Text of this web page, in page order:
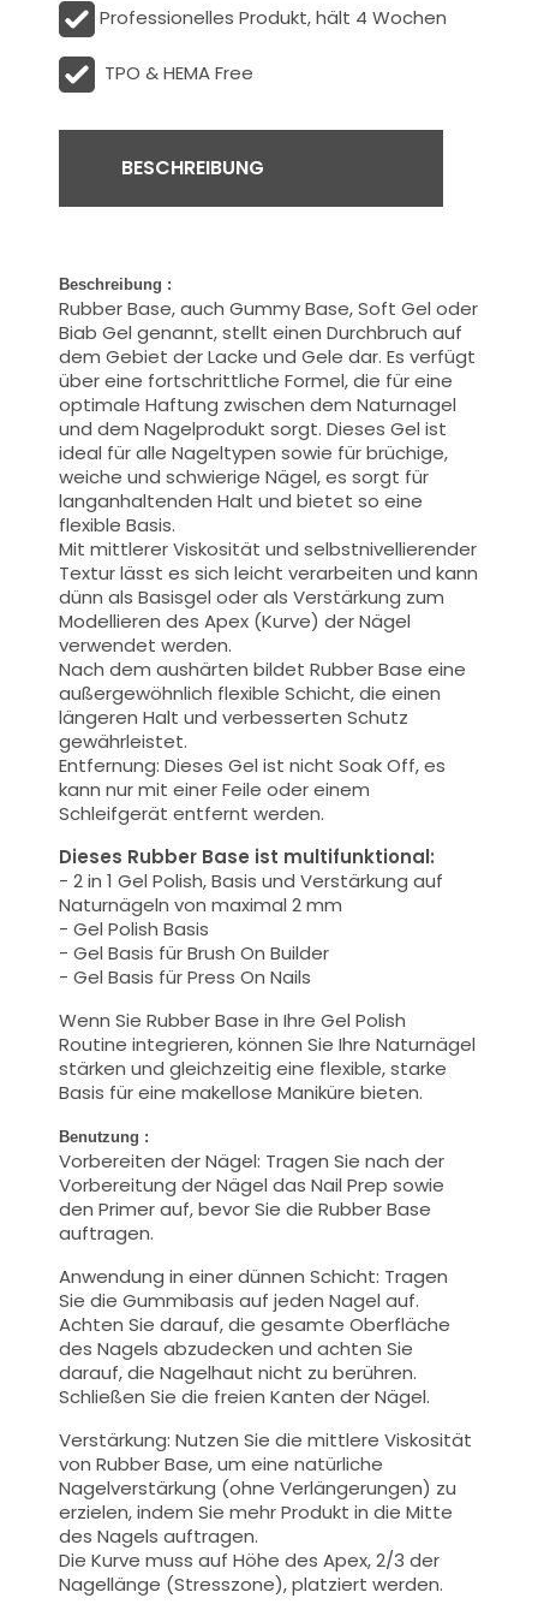
Professionelles Produkt, hält 4 Wochen
TPO & HEMA Free
BESCHREIBUNG
Beschreibung :
Rubber Base, auch Gummy Base, Soft Gel oder
Biab Gel genannt, stellt einen Durchbruch auf
dem Gebiet der Lacke und Gele dar. Es verfügt
über eine fortschrittliche Formel, die für eine
optimale Haftung zwischen dem Naturnagel
und dem Nagelprodukt sorgt. Dieses Gel ist
ideal für alle Nageltypen sowie für brüchige,
weiche und schwierige Nägel, es sorgt für
langanhaltenden Halt und bietet so eine
flexible Basis.
Mit mittlerer Viskosität und selbstnivellierender
Textur lässt es sich leicht verarbeiten und kann
dünn als Basisgel oder als Verstärkung zum
Modellieren des Apex (Kurve) der Nägel
verwendet werden.
Nach dem aushärten bildet Rubber Base eine
außergewöhnlich flexible Schicht, die einen
längeren Halt und verbesserten Schutz
gewährleistet.
Entfernung: Dieses Gel ist nicht Soak Off, es
kann nur mit einer Feile oder einem
Schleifgerät entfernt werden.
Dieses Rubber Base ist multifunktional:
- 2 in 1 Gel Polish, Basis und Verstärkung auf
Naturnägeln von maximal 2 mm
- Gel Polish Basis
- Gel Basis für Brush On Builder
- Gel Basis für Press On Nails
Wenn Sie Rubber Base in Ihre Gel Polish
Routine integrieren, können Sie Ihre Naturnägel
stärken und gleichzeitig eine flexible, starke
Basis für eine makellose Maniküre bieten.
Benutzung :
Vorbereiten der Nägel: Tragen Sie nach der
Vorbereitung der Nägel das Nail Prep sowie
den Primer auf, bevor Sie die Rubber Base
auftragen.
Anwendung in einer dünnen Schicht: Tragen
Sie die Gummibasis auf jeden Nagel auf.
Achten Sie darauf, die gesamte Oberfläche
des Nagels abzudecken und achten Sie
darauf, die Nagelhaut nicht zu berühren.
Schließen Sie die freien Kanten der Nägel.
Verstärkung: Nutzen Sie die mittlere Viskosität
von Rubber Base, um eine natürliche
Nagelverstärkung (ohne Verlängerungen) zu
erzielen, indem Sie mehr Produkt in die Mitte
des Nagels auftragen.
Die Kurve muss auf Höhe des Apex, 2/3 der
Nagellänge (Stresszone), platziert werden.